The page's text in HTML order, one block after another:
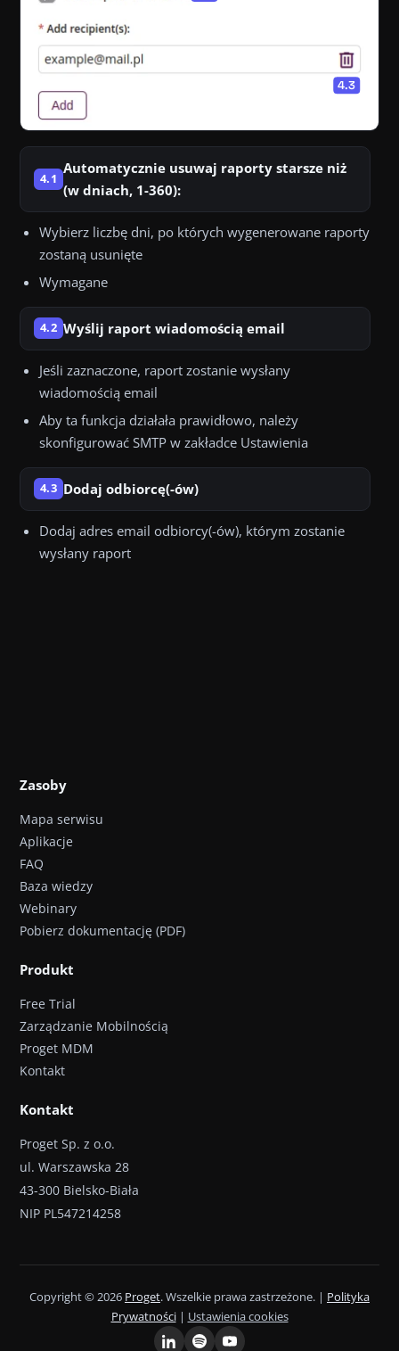
4.1
Automatycznie usuwaj raporty starsze niż
(w dniach, 1-360):
Wybierz liczbę dni, po których wygenerowane raporty
zostaną usunięte
Wymagane
4.2 Wyślij raport wiadomością email
Jeśli zaznaczone, raport zostanie wysłany
wiadomością email
Aby ta funkcja działała prawidłowo, należy
skonfigurować SMTP w zakładce Ustawienia
4.3 Dodaj odbiorcę(-ów)
Dodaj adres email odbiorcy(-ów), którym zostanie
wysłany raport
Zasoby
Mapa serwisu
Aplikacje
FAQ
Baza wiedzy
Webinary
Pobierz dokumentację (PDF)
Produkt
Free Trial
Zarządzanie Mobilnością
Proget MDM
Kontakt
Kontakt
Proget Sp. z o.o.
ul. Warszawska 28
43-300 Bielsko-Biała
NIP PL547214258
Copyright © 2026 Proget. Wszelkie prawa zastrzeżone. | Polityka
Prywatności| Ustawienia cookies